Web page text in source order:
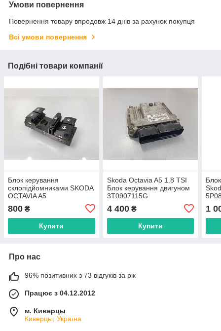
Умови повернення
Повернення товару впродовж 14 днів за рахунок покупця
Всі умови повернення
Подібні товари компанії
Блок керування
склопідйомниками SKODA
OCTAVIA A5
1Z0959858A/1Z0959858B
800 ₴
Купити
Skoda Octavia A5 1.8 TSI
Блок керування двигуном
3T0907115G
4 400₴
Купити
1
Про нас
96% позитивних з 73 відгуків за рік
Працює з 04.12.2012
м. Киверцы
Киверцы, Україна